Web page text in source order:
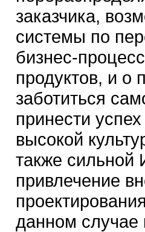
заказчика,
системы по
бизнес-
продуктов, и о
заботиться
принести
высокой
также сильной
привлечение
данном случае